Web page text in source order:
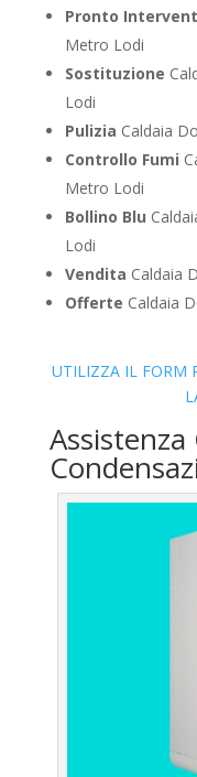
Pronto
Metro Lodi
Sostituzione
Lodi
Pulizia Caldaia
Controllo Fumi
Metro Lodi
Bollino Blu
Lodi
Vendita Caldaia
Offerte Caldaia
UTILIZZA IL FORM
Assistenza